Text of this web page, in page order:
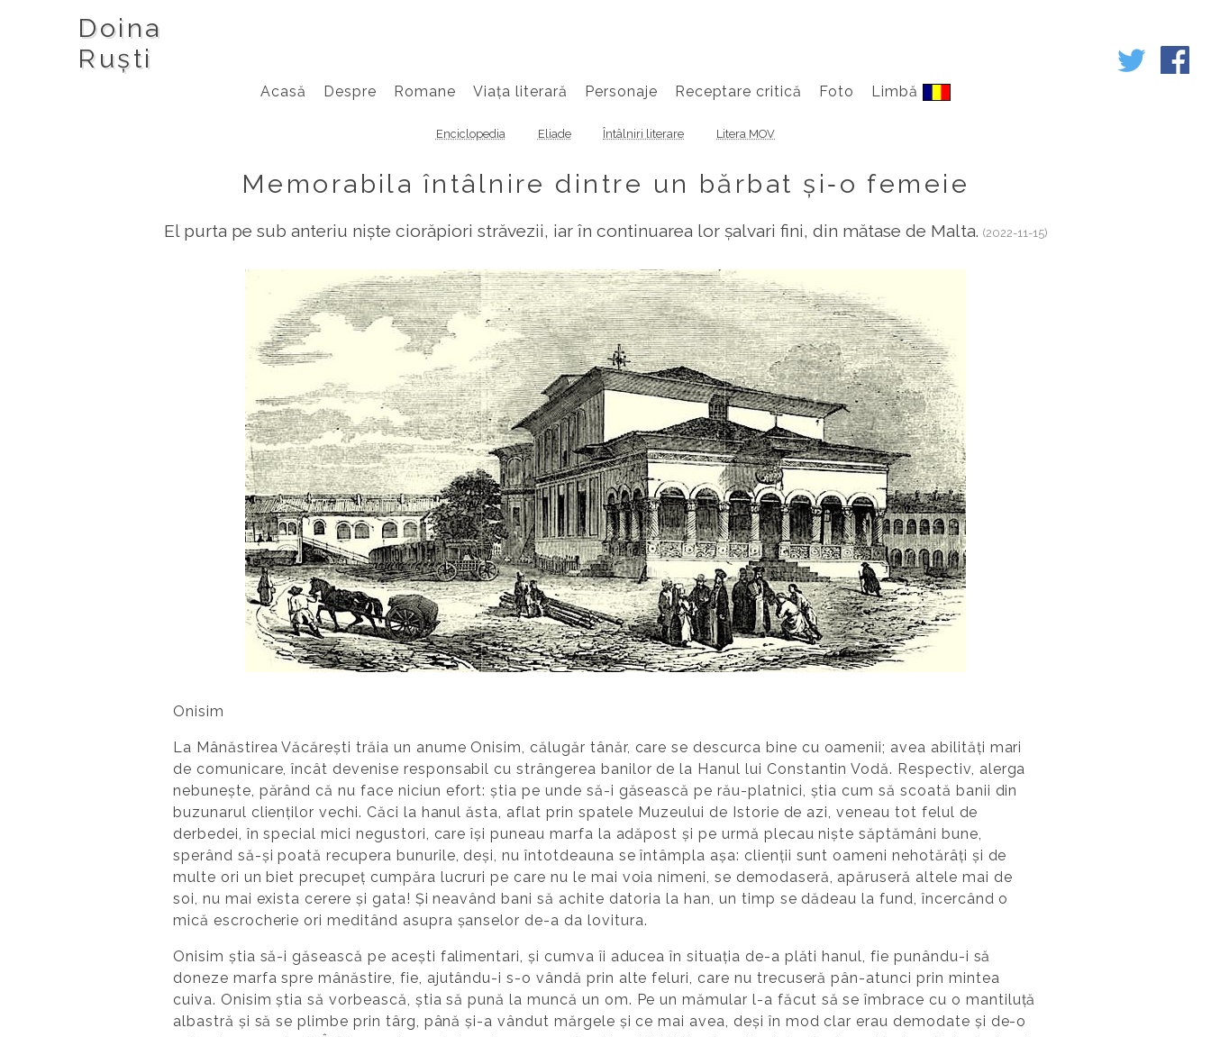
Doina
Ruști
Acasă Despre Romane Viața literară Personaje Receptare critică Foto Limbă
Enciclopedia Eliade Întâlniri literare Litera MOV
Memorabila întâlnire dintre un bărbat și‑o femeie
El purta pe sub anteriu niște ciorăpiori străvezii, iar în continuarea lor șalvari fini, din mătase de Malta. (2022-11-15)
Onisim
La Mânăstirea Văcărești trăia un anume Onisim, călugăr tânăr, care se descurca bine cu oamenii; avea abilități mari
de comunicare, încât devenise responsabil cu strângerea banilor de la Hanul lui Constantin Vodă. Respectiv, alerga
nebunește, părând că nu face niciun efort: știa pe unde să-i găsească pe rău-platnici, știa cum să scoată banii din
buzunarul clienților vechi. Căci la hanul ăsta, aflat prin spatele Muzeului de Istorie de azi, veneau tot felul de
derbedei, în special mici negustori, care își puneau marfa la adăpost și pe urmă plecau niște săptămâni bune,
sperând să-și poată recupera bunurile, deși, nu întotdeauna se întâmpla așa: clienții sunt oameni nehotărâți și de
multe ori un biet precupeț cumpăra lucruri pe care nu le mai voia nimeni, se demodaseră, apăruseră altele mai de
soi, nu mai exista cerere și gata! Și neavând bani să achite datoria la han, un timp se dădeau la fund, încercând o
mică escrocherie ori meditând asupra șanselor de-a da lovitura.
Onisim știa să-i găsească pe acești falimentari, și cumva îi aducea în situația de-a plăti hanul, fie punându-i să
doneze marfa spre mânăstire, fie, ajutându-i s-o vândă prin alte feluri, care nu trecuseră pân-atunci prin mintea
cuiva. Onisim știa să vorbească, știa să pună la muncă un om. Pe un mămular l-a făcut să se îmbrace cu o mantiluță
albastră și să se plimbe prin târg, până și-a vândut mărgele și ce mai avea, deși în mod clar erau demodate și de-o